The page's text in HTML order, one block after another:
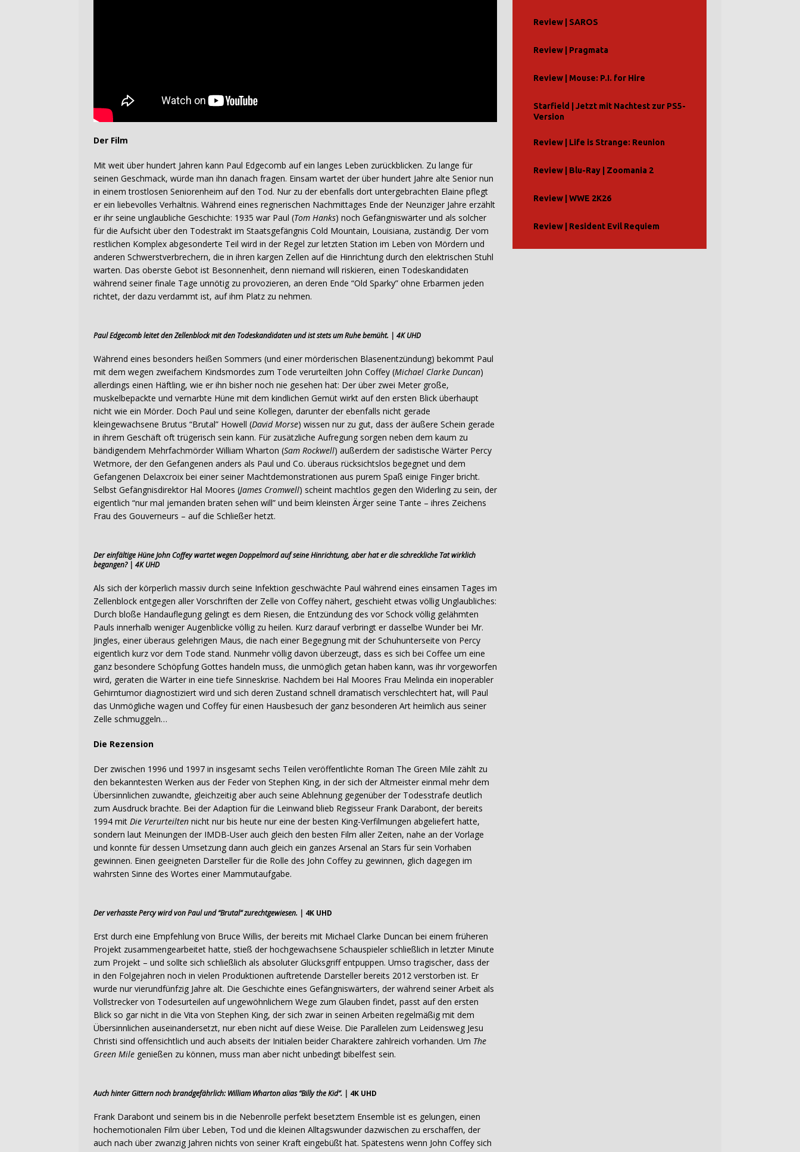
Der Film
Mit weit über hundert Jahren kann Paul Edgecomb auf ein langes Leben zurückblicken. Zu lange für
seinen Geschmack, würde man ihn danach fragen. Einsam wartet der über hundert Jahre alte Senior nun
in einem trostlosen Seniorenheim auf den Tod. Nur zu der ebenfalls dort untergebrachten Elaine pflegt
er ein liebevolles Verhältnis. Während eines regnerischen Nachmittages Ende der Neunziger Jahre erzählt
er ihr seine unglaubliche Geschichte: 1935 war Paul (Tom Hanks) noch Gefängniswärter und als solcher
für die Aufsicht über den Todestrakt im Staatsgefängnis Cold Mountain, Louisiana, zuständig. Der vom
restlichen Komplex abgesonderte Teil wird in der Regel zur letzten Station im Leben von Mördern und
anderen Schwerstverbrechern, die in ihren kargen Zellen auf die Hinrichtung durch den elektrischen Stuhl
warten. Das oberste Gebot ist Besonnenheit, denn niemand will riskieren, einen Todeskandidaten
während seiner finale Tage unnötig zu provozieren, an deren Ende “Old Sparky” ohne Erbarmen jeden
richtet, der dazu verdammt ist, auf ihm Platz zu nehmen.
Paul Edgecomb leitet den Zellenblock mit den Todeskandidaten und ist stets um Ruhe bemüht. | 4K UHD
Während eines besonders heißen Sommers (und einer mörderischen Blasenentzündung) bekommt Paul
mit dem wegen zweifachem Kindsmordes zum Tode verurteilten John Coffey (Michael Clarke Duncan)
allerdings einen Häftling, wie er ihn bisher noch nie gesehen hat: Der über zwei Meter große,
muskelbepackte und vernarbte Hüne mit dem kindlichen Gemüt wirkt auf den ersten Blick überhaupt
nicht wie ein Mörder. Doch Paul und seine Kollegen, darunter der ebenfalls nicht gerade
kleingewachsene Brutus “Brutal” Howell (David Morse) wissen nur zu gut, dass der äußere Schein gerade
in ihrem Geschäft oft trügerisch sein kann. Für zusätzliche Aufregung sorgen neben dem kaum zu
bändigendem Mehrfachmörder William Wharton (Sam Rockwell) außerdem der sadistische Wärter Percy
Wetmore, der den Gefangenen anders als Paul und Co. überaus rücksichtslos begegnet und dem
Gefangenen Delaxcroix bei einer seiner Machtdemonstrationen aus purem Spaß einige Finger bricht.
Selbst Gefängnisdirektor Hal Moores (James Cromwell) scheint machtlos gegen den Widerling zu sein, der
eigentlich “nur mal jemanden braten sehen will” und beim kleinsten Ärger seine Tante – ihres Zeichens
Frau des Gouverneurs – auf die Schließer hetzt.
Der einfältige Hüne John Coffey wartet wegen Doppelmord auf seine Hinrichtung, aber hat er die schreckliche Tat wirklich
begangen? | 4K UHD
Als sich der körperlich massiv durch seine Infektion geschwächte Paul während eines einsamen Tages im
Zellenblock entgegen aller Vorschriften der Zelle von Coffey nähert, geschieht etwas völlig Unglaubliches:
Durch bloße Handauflegung gelingt es dem Riesen, die Entzündung des vor Schock völlig gelähmten
Pauls innerhalb weniger Augenblicke völlig zu heilen. Kurz darauf verbringt er dasselbe Wunder bei Mr.
Jingles, einer überaus gelehrigen Maus, die nach einer Begegnung mit der Schuhunterseite von Percy
eigentlich kurz vor dem Tode stand. Nunmehr völlig davon überzeugt, dass es sich bei Coffee um eine
ganz besondere Schöpfung Gottes handeln muss, die unmöglich getan haben kann, was ihr vorgeworfen
wird, geraten die Wärter in eine tiefe Sinneskrise. Nachdem bei Hal Moores Frau Melinda ein inoperabler
Gehirntumor diagnostiziert wird und sich deren Zustand schnell dramatisch verschlechtert hat, will Paul
das Unmögliche wagen und Coffey für einen Hausbesuch der ganz besonderen Art heimlich aus seiner
Zelle schmuggeln…
Die Rezension
Der zwischen 1996 und 1997 in insgesamt sechs Teilen veröffentlichte Roman The Green Mile zählt zu
den bekanntesten Werken aus der Feder von Stephen King, in der sich der Altmeister einmal mehr dem
Übersinnlichen zuwandte, gleichzeitig aber auch seine Ablehnung gegenüber der Todesstrafe deutlich
zum Ausdruck brachte. Bei der Adaption für die Leinwand blieb Regisseur Frank Darabont, der bereits
1994 mit Die Verurteilten nicht nur bis heute nur eine der besten King-Verfilmungen abgeliefert hatte,
sondern laut Meinungen der IMDB-User auch gleich den besten Film aller Zeiten, nahe an der Vorlage
und konnte für dessen Umsetzung dann auch gleich ein ganzes Arsenal an Stars für sein Vorhaben
gewinnen. Einen geeigneten Darsteller für die Rolle des John Coffey zu gewinnen, glich dagegen im
wahrsten Sinne des Wortes einer Mammutaufgabe.
Der verhasste Percy wird von Paul und “Brutal” zurechtgewiesen. | 4K UHD
Erst durch eine Empfehlung von Bruce Willis, der bereits mit Michael Clarke Duncan bei einem früheren
Projekt zusammengearbeitet hatte, stieß der hochgewachsene Schauspieler schließlich in letzter Minute
zum Projekt – und sollte sich schließlich als absoluter Glücksgriff entpuppen. Umso tragischer, dass der
in den Folgejahren noch in vielen Produktionen auftretende Darsteller bereits 2012 verstorben ist. Er
wurde nur vierundfünfzig Jahre alt. Die Geschichte eines Gefängniswärters, der während seiner Arbeit als
Vollstrecker von Todesurteilen auf ungewöhnlichem Wege zum Glauben findet, passt auf den ersten
Blick so gar nicht in die Vita von Stephen King, der sich zwar in seinen Arbeiten regelmäßig mit dem
Übersinnlichen auseinandersetzt, nur eben nicht auf diese Weise. Die Parallelen zum Leidensweg Jesu
Christi sind offensichtlich und auch abseits der Initialen beider Charaktere zahlreich vorhanden. Um The
Green Mile genießen zu können, muss man aber nicht unbedingt bibelfest sein.
Auch hinter Gittern noch brandgefährlich: William Wharton alias “Billy the Kid”. | 4K UHD
Frank Darabont und seinem bis in die Nebenrolle perfekt besetztem Ensemble ist es gelungen, einen
hochemotionalen Film über Leben, Tod und die kleinen Alltagswunder dazwischen zu erschaffen, der
auch nach über zwanzig Jahren nichts von seiner Kraft eingebüßt hat. Spätestens wenn John Coffey sich
Review | SAROS
Review | Pragmata
Review | Mouse: P.I. for Hire
Starfield | Jetzt mit Nachtest zur PS5-
Version
Review | Life is Strange: Reunion
Review | Blu-Ray | Zoomania 2
Review | WWE 2K26
Review | Resident Evil Requiem